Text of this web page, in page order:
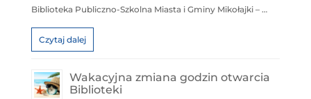
Biblioteka Publiczno-Szkolna Miasta i Gminy Mikołajki – …
Czytaj dalej
Wakacyjna zmiana godzin otwarcia
Biblioteki